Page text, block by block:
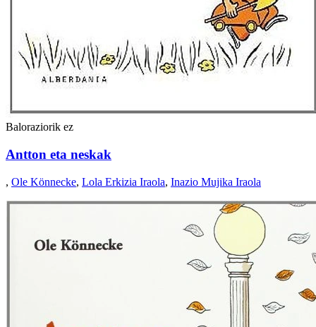
Baloraziorik ez
Antton eta neskak
, Ole Könnecke, Lola Erkizia Iraola, Inazio Mujika Iraola